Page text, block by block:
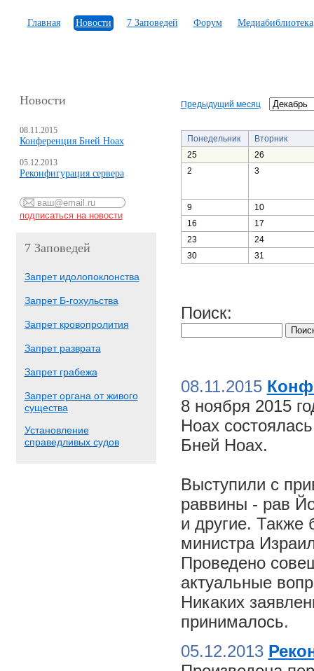
Главная Новости 7 Заповедей Форум Медиабиблиотека
Новости
08.11.2015
Конференция Бней Ноах
05.12.2013
Реконфигурация сервера
7 Заповедей
Запрет идолопоклонства
Запрет Б-гохульства
Запрет кровопролития
Запрет разврата
Запрет грабежа
Запрет органа от живого
существа
Установление
справедливых судов
Предыдущий месяц
Понедельник
Вторник
25
26
2
3
9
10
16
17
23
24
30
31
Поиск:
08.11.2015
8 ноября 2015
Ноах
Бней Ноах.
Выступили с
раввины - рав
и другие. Также
министра
Проведено
актуальные
Никаких
принималось.
05.12.2013